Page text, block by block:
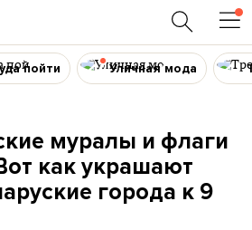
пойти Уличная мода
муралы и флаги
как украшают
города к 9